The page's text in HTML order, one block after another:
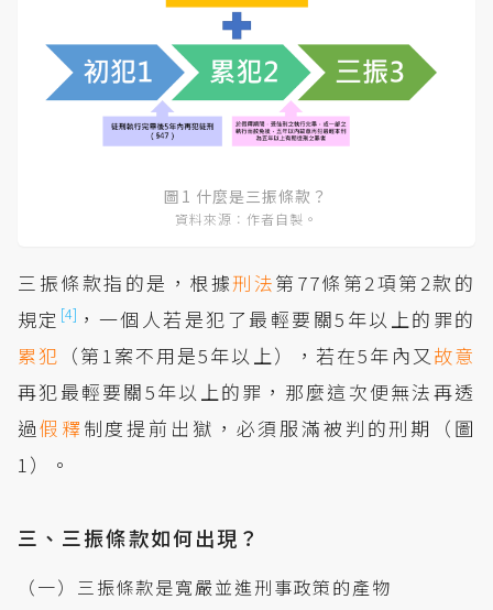
圖1 什麼是三振條款？
資料來源：作者自製。
三振條款指的是，根據刑法第77條第2項第2款的
規定 [4] ，一個人若是犯了最輕要關5年以上的罪的
累犯 （第1案不用是5年以上），若在5年內又 故意
再犯最輕要關5年以上的罪，那麼這次便無法再透
過假釋制度提前出獄，必須服滿被判的刑期（圖
1）。
三、三振條款如何出現？
（一）三振條款是寬嚴並進刑事政策的產物